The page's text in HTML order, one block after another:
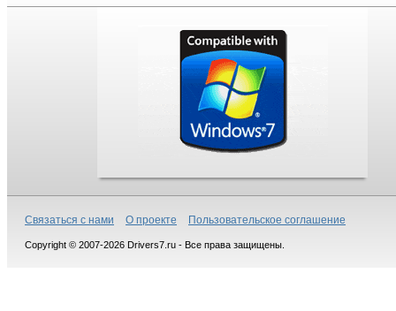
Связаться с нами О проекте Пользовательское соглашение
Copyright © 2007-2026 Drivers7.ru - Все права защищены.